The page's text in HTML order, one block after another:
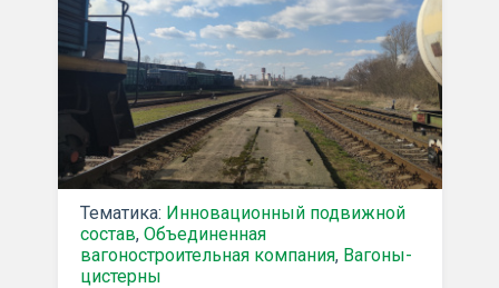
Тематика: Инновационный подвижной
состав, Объединенная
вагоностроительная компания, Вагоны-
цистерны